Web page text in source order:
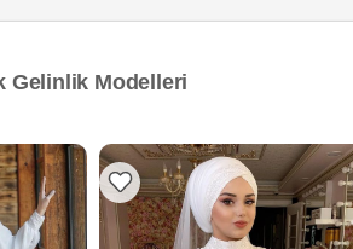
Gelinlik Modelleri